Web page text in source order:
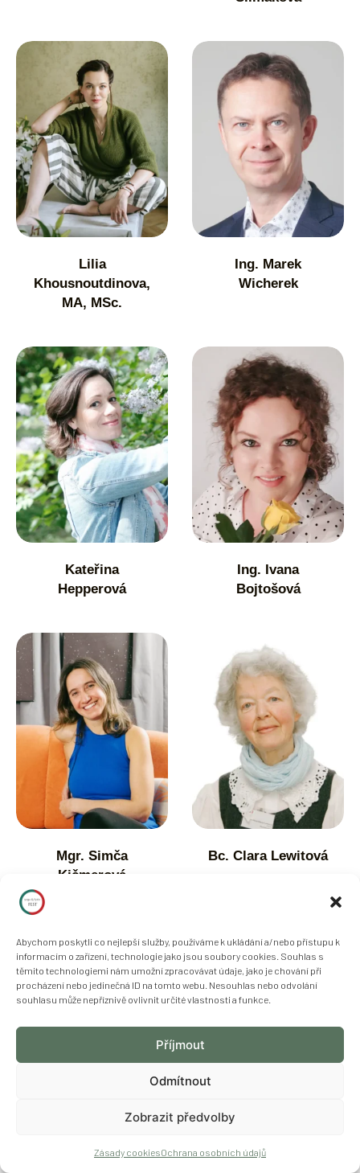
Abychom poskytli co nejlepší služby, používáme k ukládání a/nebo přístupu k
informacím o zařízení, technologie jako jsou soubory cookies. Souhlas s
těmito technologiemi nám umožní zpracovávat údaje, jako je chování při
procházení nebo jedinečná ID na tomto webu. Nesouhlas nebo odvolání
souhlasu může nepříznivě ovlivnit určité vlastnosti a funkce.
Příjmout
Odmítnout
Zobrazit předvolby
Zásady cookiesOchrana osobních údajů
Lilia
Khousnoutdinova,
MA, MSc.
Ing. Marek
Wicherek
Kateřina
Hepperová
Ing. Ivana
Bojtošová
Mgr. Simča
Kičmerová
Bc. Clara Lewitová